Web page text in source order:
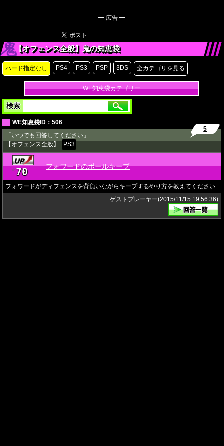
━ 広告 ━
【オフェンス全般】鬼の知恵袋
ハード指定なし PS4 PS3 PSP 3DS 全カテゴリを見る
WE知恵袋カテゴリー
検索
WE知恵袋ID： 506
「いつでも回答してください」
【オフェンス全般】
PS3
5
★70 フォワードのボールキープ
フォワードがディフェンスを背負いながらキープするやり方を教えてください
ゲストプレーヤー(2015/11/15 19:56:36)